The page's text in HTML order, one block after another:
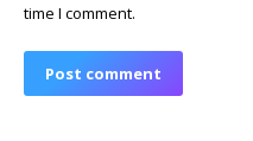
time I comment.
Post comment